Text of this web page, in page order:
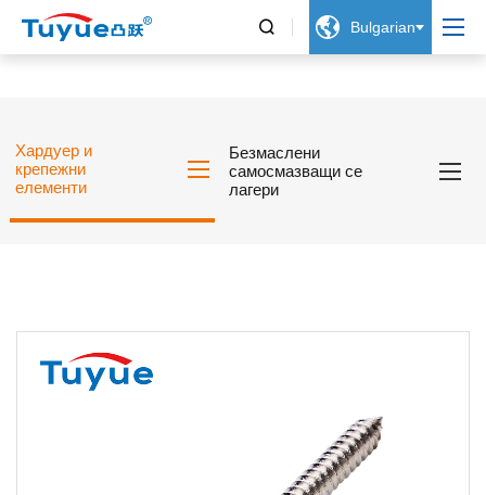
  Bulgarian
Хардуер и
крепежни
елементи
Безмаслени
самосмазващи се
лагери